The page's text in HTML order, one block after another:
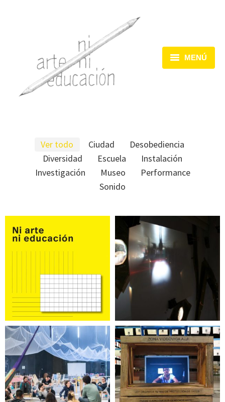
MENÚ
Inicio
Ver todo Ciudad
Desobediencia
Diversidad
Escuela
Instalación
Investigación
Museo
Performance
Sonido
.pdf
Un poco de luz
Antes que se vuelva
pedagogía. Ni arte,
ni curaduría, ni
educación
Historia de una
plaza